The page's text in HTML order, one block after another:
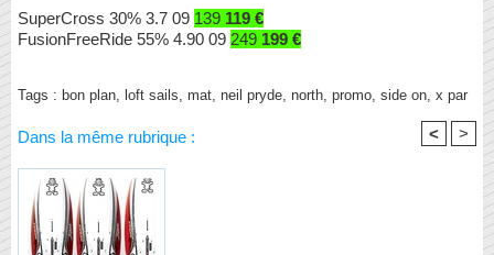
SuperCross 30% 3.7 09 139 119 €
FusionFreeRide 55% 4.90 09 249 199 €
Tags : bon plan, loft sails, mat, neil pryde, north, promo, side on, x par
Dans la même rubrique : < >